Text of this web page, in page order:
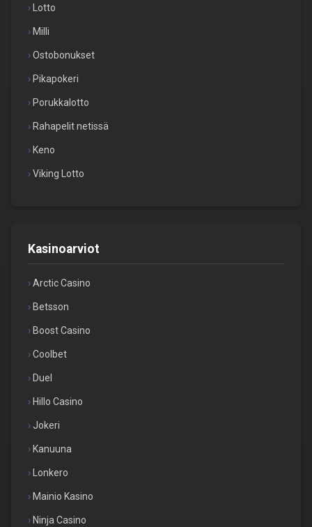
Lotto
Milli
Ostobonukset
Pikapokeri
Porukkalotto
Rahapelit netissä
Keno
Viking Lotto
Kasinoarviot
Arctic Casino
Betsson
Boost Casino
Coolbet
Duel
Hillo Casino
Jokeri
Kanuuna
Lonkero
Mainio Kasino
Ninja Casino